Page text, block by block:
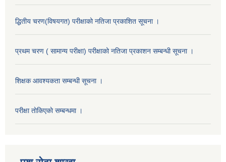
द्धितीय चरण(विषयगत) परीक्षाको नतिजा प्रकाशित सूचना ।
प्रथम चरण ( सामान्य परीक्षा) परीक्षाको नतिजा प्रकाशन सम्बन्धी सूचना ।
शिक्षक आवश्यकता सम्बन्धी सूचना ।
परीक्षा ताेकिएकाे सम्बन्धमा ।